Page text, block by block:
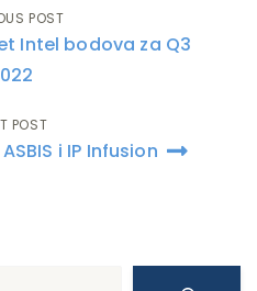
POST
Intel bodova za Q3
POST
i IP Infusion